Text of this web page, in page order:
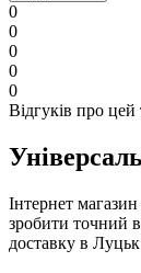
0
0
0
0
0
Відгуків про
Інтернет
зробити точний
доставку в